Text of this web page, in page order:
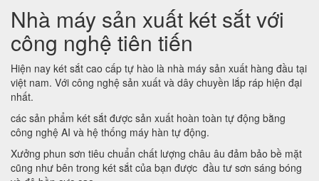
Nhà máy sản xuất két sắt với
công nghệ tiên tiến
Hiện nay két sắt cao cấp tự hào là nhà máy sản xuất hàng đầu tại
việt nam. Với công nghệ sản xuất và dây chuyền lắp ráp hiện đại
nhất.
các sản phẩm két sắt được sản xuất hoàn toàn tự động bằng
công nghệ AI và hệ thống máy hàn tự động.
Xưởng phun sơn tiêu chuẩn chất lượng châu âu đảm bảo bề mặt
cũng như bên trong két sắt của bạn được đầu tư sơn sáng bóng